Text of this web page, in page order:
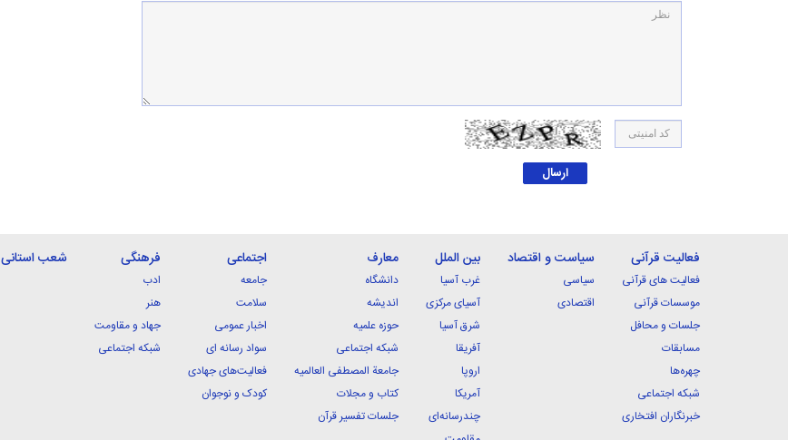
فعالیت قرآنی
فعالیت های قرآنی
موسسات قرآنی
جلسات و محافل
مسابقات
چهره‌ها
شبکه اجتماعی
خبرنگاران افتخاری
سیاست و اقتصاد
سیاسی
اقتصادی
بین الملل
غرب آسیا
آسیای مرکزی
شرق آسیا
آفریقا
اروپا
آمریکا
چندرسانه‌ای
معارف
دانشگاه
اندیشه
حوزه علمیه
شبکه اجتماعی
جامعة المصطفی العالمیه
کتاب و مجلات
جلسات تفسیر قرآن
اجتماعی
جامعه
سلامت
اخبار عمومی
سواد رسانه ای
فعالیت‌های جهادی
کودک و نوجوان
فرهنگی
ادب
هنر
جهاد و مقاومت
شبکه اجتماعی
شعب استانی